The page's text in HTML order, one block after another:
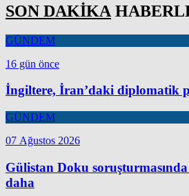
SON DAKİKA
GÜNDEM
16 gün önce
İngiltere, İran’daki diplomatik
GÜNDEM
07 Ağustos 2026
Gülistan Doku soruşturmasında
daha